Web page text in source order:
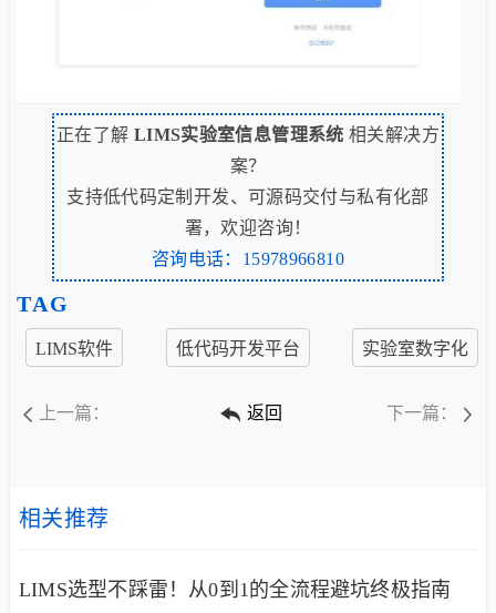
正在了解 LIMS实验室信息管理系统 相关解决方
案？
支持低代码定制开发、可源码交付与私有化部
署，欢迎咨询！
咨询电话：15978966810
TAG
LIMS软件 低代码开发平台 实验室数字化
上一篇： 返回 下一篇：
相关推荐
LIMS选型不踩雷！从0到1的全流程避坑终极指南